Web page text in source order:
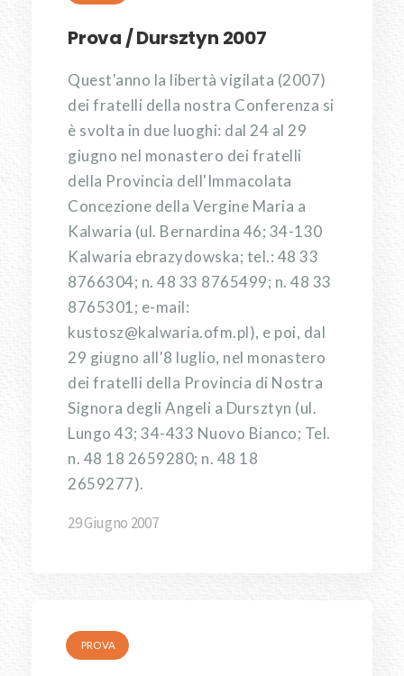
Prova / Dursztyn 2007
Quest'anno la libertà vigilata (2007)
dei fratelli della nostra Conferenza si
è svolta in due luoghi: dal 24 al 29
giugno nel monastero dei fratelli
della Provincia dell'Immacolata
Concezione della Vergine Maria a
Kalwaria (ul. Bernardina 46; 34-130
Kalwaria ebrazydowska; tel.: 48 33
8766304; n. 48 33 8765499; n. 48 33
8765301; e-mail:
kustosz@kalwaria.ofm.pl), e poi, dal
29 giugno all'8 luglio, nel monastero
dei fratelli della Provincia di Nostra
Signora degli Angeli a Dursztyn (ul.
Lungo 43; 34-433 Nuovo Bianco; Tel.
n. 48 18 2659280; n. 48 18
2659277).
29 Giugno 2007
PROVA